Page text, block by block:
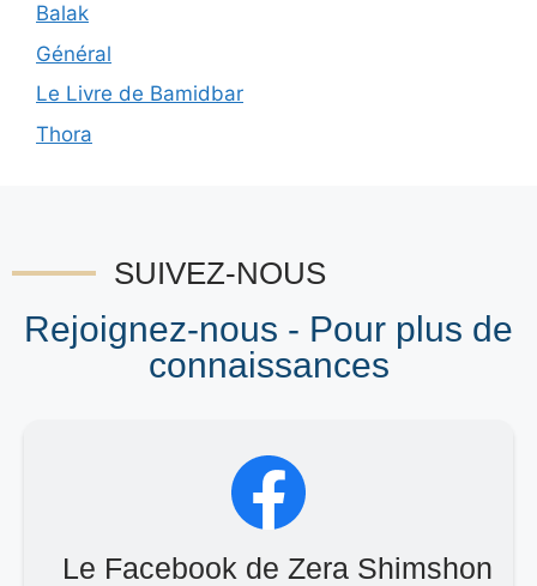
Balak
Général
Le Livre de Bamidbar
Thora
SUIVEZ-NOUS
Rejoignez-nous - Pour plus de
connaissances
Le Facebook de Zera Shimshon